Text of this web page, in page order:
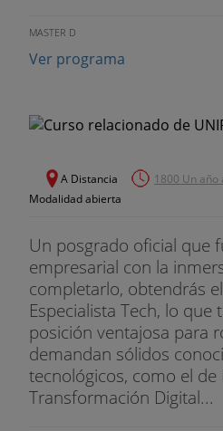
MASTER D
Ver programa
A Distancia
1800 Un año
Modalidad abierta
Un posgrado oficial que
empresarial con la
completarlo, obtendrás
Especialista Tech, lo que
posición ventajosa para
demandan sólidos
tecnológicos, como el
Transformación Digital...